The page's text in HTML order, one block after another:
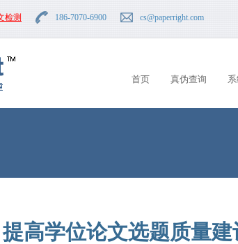
检测 186-7070-6900 cs@paperright.com
首页
真伪查询
提高学位论文选题质量建